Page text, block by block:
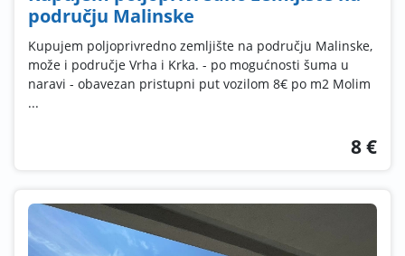
području Malinske
Kupujem poljoprivredno zemljište na području Malinske,
može i područje Vrha i Krka. - po mogućnosti šuma u
naravi - obavezan pristupni put vozilom 8€ po m2 Molim
...
8 €